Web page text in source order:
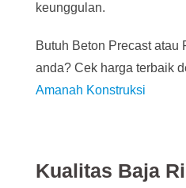
keunggulan.
Butuh Beton Precast atau
anda? Cek harga terbaik
Amanah Konstruksi
Kualitas Baja